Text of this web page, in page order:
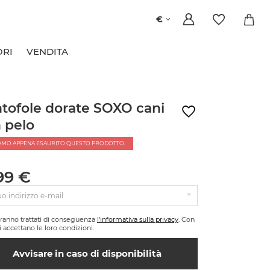
€
VENDITA
dorate SOXO cani
pelo
APPENA ESAURITO QUESTO PRODOTTO.
€
indirizzo e-mail
trattati di conseguenza l'informativa sulla privacy. Con
accettano le loro condizioni.
Avvisare in caso di disponibilità